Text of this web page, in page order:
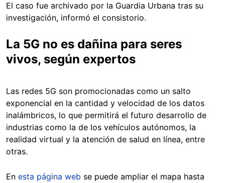
El caso fue archivado por la Guardia Urbana tras su
investigación, informó el consistorio.
La 5G no es dañina para seres
vivos, según expertos
Las redes 5G son promocionadas como un salto
exponencial en la cantidad y velocidad de los datos
inalámbricos, lo que permitirá el futuro desarrollo de
industrias como la de los vehículos autónomos, la
realidad virtual y la atención de salud en línea, entre
otras.
En esta página web se puede ampliar el mapa hasta